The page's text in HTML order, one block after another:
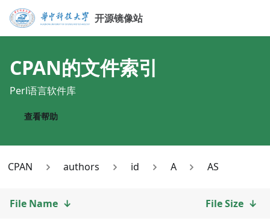
开源镜像站
CPAN的文件索引
Perl语言软件库
查看帮助
CPAN authors id A AS
File Name ↓ File Size ↓